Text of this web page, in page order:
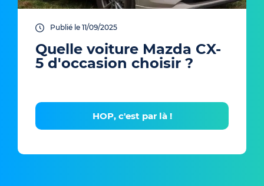
Publié le 11/09/2025
Quelle voiture Mazda CX-
5 d'occasion choisir ?
HOP, c'est par là !